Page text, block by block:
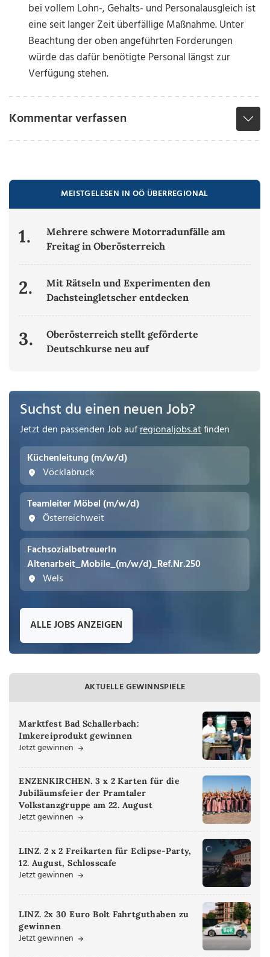
bei vollem Lohn-, Gehalts- und Personalausgleich ist
eine seit langer Zeit überfällige Maßnahme. Unter
Beachtung der oben angeführten Forderungen
würde das dafür benötigte Personal längst zur
Verfügung stehen.
Kommentar verfassen
MEISTGELESEN IN OÖ ÜBERREGIONAL
1.
Mehrere schwere Motorradunfälle am
Freitag in Oberösterreich
2.
Mit Rätseln und Experimenten den
Dachsteingletscher entdecken
3.
Oberösterreich stellt geförderte
Deutschkurse neu auf
Suchst du einen neuen Job?
Jetzt den passenden Job aufregionaljobs.atfinden
Küchenleitung (m/w/d)
Vöcklabruck
Teamleiter Möbel (m/w/d)
Österreichweit
FachsozialbetreuerIn
Altenarbeit_Mobile_(m/w/d)_Ref.Nr.250
Wels
ALLE JOBS ANZEIGEN
AKTUELLE GEWINNSPIELE
Marktfest Bad Schallerbach:
Imkereiprodukt gewinnen
Jetzt gewinnen
ENZENKIRCHEN. 3 x 2 Karten für die
Jubiläumsfeier der Pramtaler
Volkstanzgruppe am 22. August
Jetzt gewinnen
LINZ. 2 x 2 Freikarten für Eclipse-Party,
12. August, Schlosscafe
Jetzt gewinnen
LINZ. 2x 30 Euro Bolt Fahrtguthaben zu
gewinnen
Jetzt gewinnen